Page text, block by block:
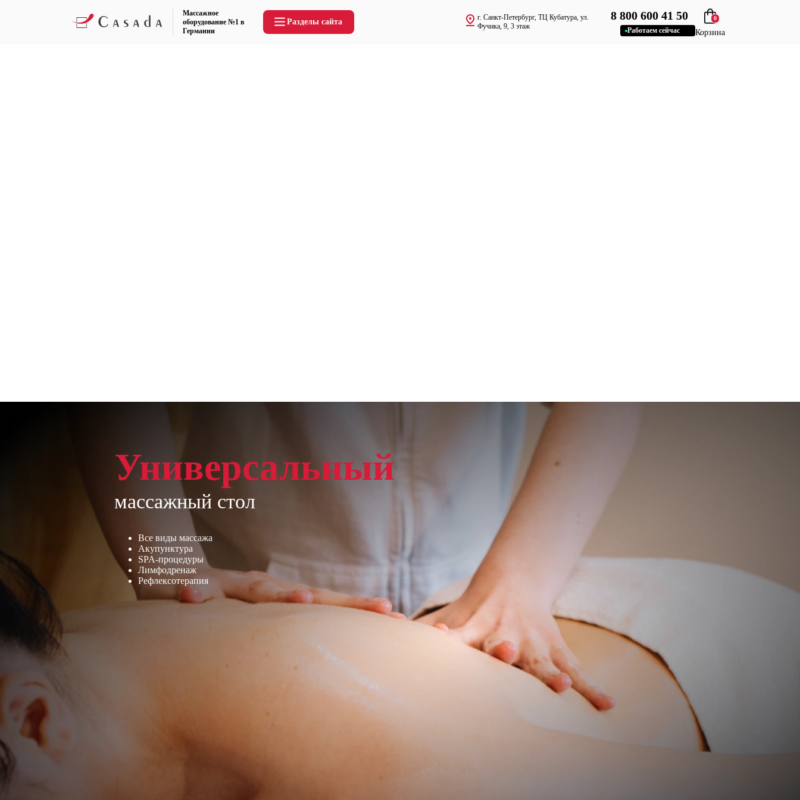
Массажное
оборудование №1 в
Германии
Разделы сайта
г. Санкт-Петербург, ТЦ Кубатура, ул.
Фучика, 9, 3 этаж
8 800 600 41 50
Работаем сейчас
0
Корзина
Универсальный
массажный стол
Все виды массажа
Акупунктура
SPA-процедуры
Лимфодренаж
Рефлексотерапия